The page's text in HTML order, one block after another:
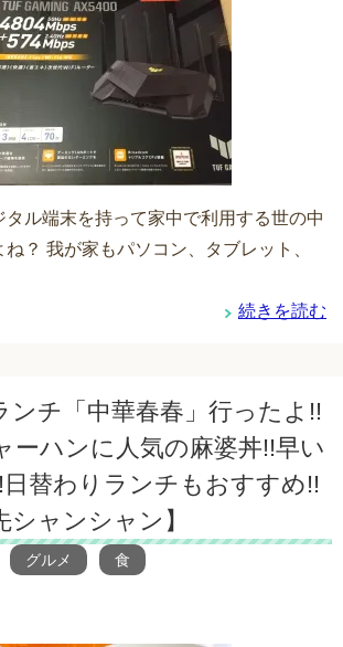
ル端末を持って家中で利用する世の中
？ 我が家もパソコン、タブレット、
続きを読む
ンチ「中華春春」行ったよ!!
ーハンに人気の麻婆丼!!早い
替わりランチもおすすめ!!
シャンシャン】
グルメ 食